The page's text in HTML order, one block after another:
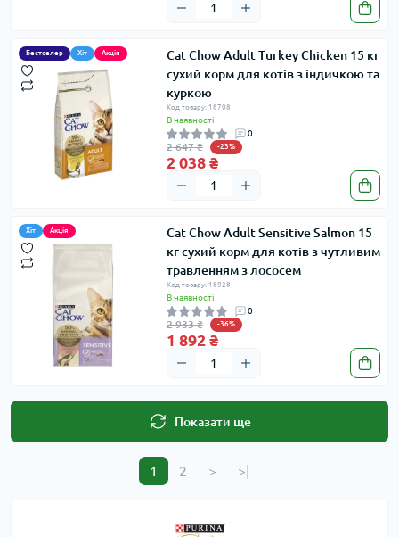
Бестселер Хіт Акція
Cat Chow Adult Turkey Chicken 15 кг
сухий корм для котів з індичкою та
куркою
Код товару: 18708
В наявності
0
2 647 ₴ -23%
2 038 ₴
Хіт Акція
Cat Chow Adult Sensitive Salmon 15
кг сухий корм для котів з чутливим
травленням з лососем
Код товару: 18928
В наявності
0
2 933 ₴ -36%
1 892 ₴
Показати ще
1 2 > >|